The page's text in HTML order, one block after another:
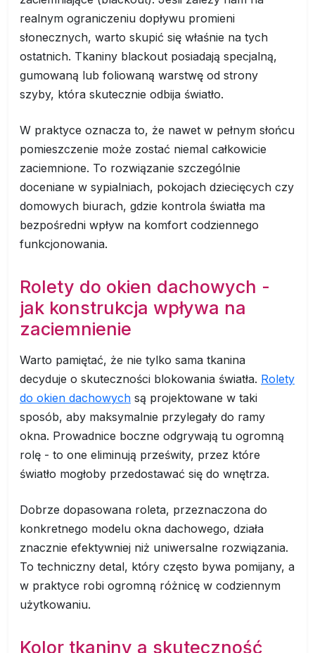
realnym ograniczeniu dopływu promieni
słonecznych, warto skupić się właśnie na tych
ostatnich. Tkaniny blackout posiadają specjalną,
gumowaną lub foliowaną warstwę od strony
szyby, która skutecznie odbija światło.
W praktyce oznacza to, że nawet w pełnym słońcu
pomieszczenie może zostać niemal całkowicie
zaciemnione. To rozwiązanie szczególnie
doceniane w sypialniach, pokojach dziecięcych czy
domowych biurach, gdzie kontrola światła ma
bezpośredni wpływ na komfort codziennego
funkcjonowania.
Rolety do okien dachowych -
jak konstrukcja wpływa na
zaciemnienie
Warto pamiętać, że nie tylko sama tkanina
decyduje o skuteczności blokowania światła. Rolety
do okien dachowych są projektowane w taki
sposób, aby maksymalnie przylegały do ramy
okna. Prowadnice boczne odgrywają tu ogromną
rolę - to one eliminują prześwity, przez które
światło mogłoby przedostawać się do wnętrza.
Dobrze dopasowana roleta, przeznaczona do
konkretnego modelu okna dachowego, działa
znacznie efektywniej niż uniwersalne rozwiązania.
To techniczny detal, który często bywa pomijany, a
w praktyce robi ogromną różnicę w codziennym
użytkowaniu.
Kolor tkaniny a skuteczność